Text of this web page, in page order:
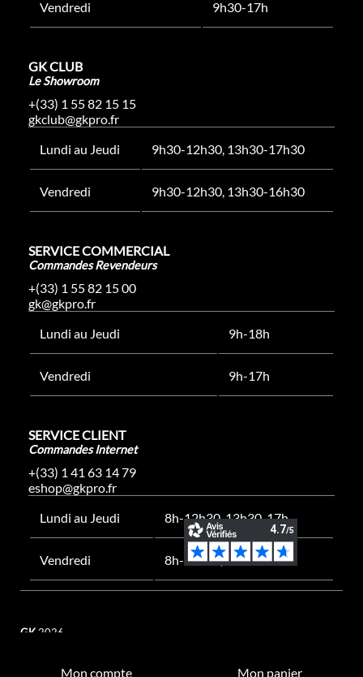
Vendredi 9h30-17h
GK CLUB
Le Showroom
+(33) 1 55 82 15 15
gkclub@gkpro.fr
Lundi au Jeudi
9h30-12h30, 13h30-17h30
Vendredi 9h30-12h30, 13h30-16h30
SERVICE COMMERCIAL
Commandes Revendeurs
+(33) 1 55 82 15 00
gk@gkpro.fr
Lundi au Jeudi
9h-18h
Vendredi 9h-17h
SERVICE CLIENT
Commandes Internet
+(33) 1 41 63 14 79
eshop@gkpro.fr
Lundi au Jeudi
8h-12h30, 13h30-17h
Vendredi 8h-12h30, 13h30-16h
GK 2026
Mon compte Mon panier